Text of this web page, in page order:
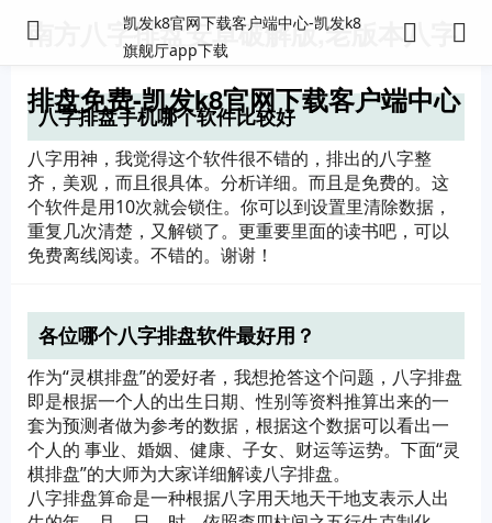
凯发k8官网下载客户端中心-凯发k8
旗舰厅app下载
南方八字排盘安卓破解版,老版本八字
排盘免费-凯发k8官网下载客户端中心
八字排盘手机哪个软件比较好
八字用神，我觉得这个软件很不错的，排出的八字整
齐，美观，而且很具体。分析详细。而且是免费的。这
个软件是用10次就会锁住。你可以到设置里清除数据，
重复几次清楚，又解锁了。更重要里面的读书吧，可以
免费离线阅读。不错的。谢谢！
各位哪个八字排盘软件最好用？
作为“灵棋排盘”的爱好者，我想抢答这个问题，八字排盘
即是根据一个人的出生日期、性别等资料推算出来的一
套为预测者做为参考的数据，根据这个数据可以看出一
个人的 事业、婚姻、健康、子女、财运等运势。下面“灵
棋排盘”的大师为大家详细解读八字排盘。
八字排盘算命是一种根据八字用天地天干地支表示人出